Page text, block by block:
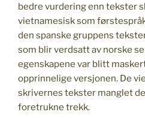
bedre vurdering enn tekster
vietnamesisk som
den spanske gruppens
som blir verdsatt av norske
egenskapene var blitt
opprinnelige versjonen. De
skrivernes tekster manglet
foretrukne trekk.